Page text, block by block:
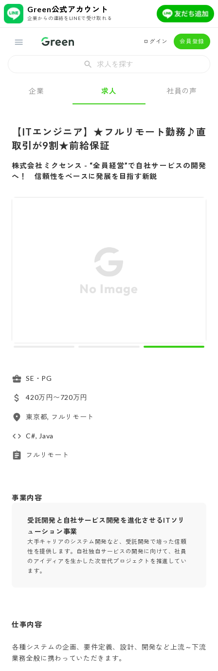
Green公式アカウント
企業からの連絡をLINEで受け取れる
ログイン 会員登録
求人を探す
企業 求人 社員の声
【ITエンジニア】★フルリモート勤務♪直
取引が9割★前給保証
株式会社ミクセンス - “全員経営”で自社サービスの開発
へ！ 信頼性をベースに発展を目指す新鋭
SE・PG
420万円〜720万円
東京都, フルリモート
C#, Java
フルリモート
事業内容
受託開発と自社サービス開発を進化させるITソリ
ューション事業
大手キャリアのシステム開発など、受託開発で培った信頼
性を提供します。自社独自サービスの開発に向けて、社員
のアイディアを生かした次世代プロジェクトを推進してい
ます。
仕事内容
各種システムの企画、要件定義、設計、開発など上流～下流
業務全般に携わっていただきます。